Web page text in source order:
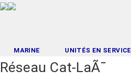
MARINE UNITÉS EN SERVICE
Réseau Cat-LaÃ¯